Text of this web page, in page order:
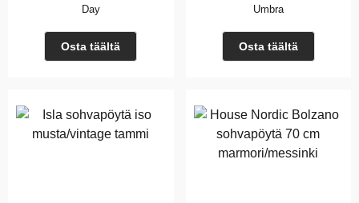
Day
Osta täältä
Umbra
Osta täältä